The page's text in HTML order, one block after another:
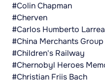
#Colin Chapman
#Cherven
#Carlos Humberto
#China Merchants Group
#Children's Railway
#Chernobyl Heroes
#Christian Friis Bach